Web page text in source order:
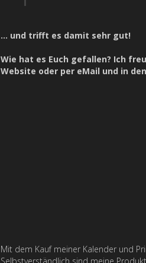
… und trifft es damit sehr gut!
Wie hat es Euch gefallen? Ich
Website oder per eMail und in
Mit dem Kauf meiner Kalender und